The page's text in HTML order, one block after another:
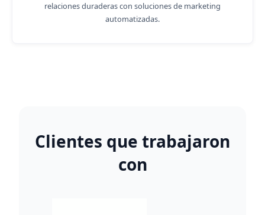
relaciones duraderas con soluciones de marketing
automatizadas.
Clientes que trabajaron
con